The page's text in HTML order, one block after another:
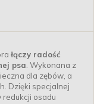
łączy radość
psa . Wykonana z
dla zębów, a
Dzięki specjalnej
redukcji osadu